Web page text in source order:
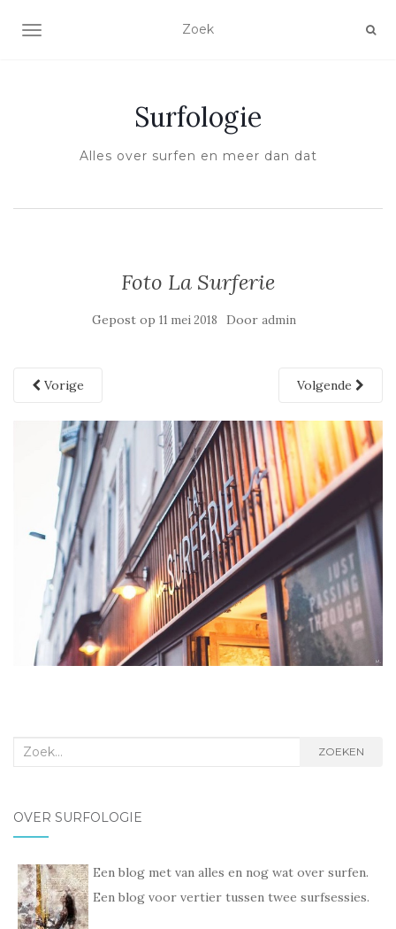
SCHAKEL NAVIGATIE
Surfologie
Alles over surfen en meer dan dat
Foto La Surferie
Gepost op 11 mei 2018 Door admin
Vorige Volgende
Zoek
ZOEKEN
OVER SURFOLOGIE
Een blog met van alles en nog wat over surfen.
Een blog voor vertier tussen twee surfsessies.